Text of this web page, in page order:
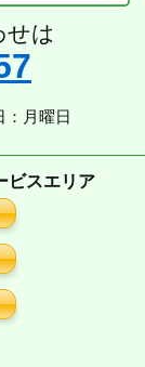
せは
：月曜日
ビスエリア